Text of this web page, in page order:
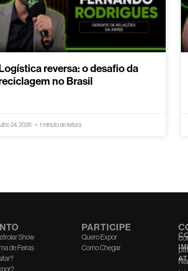
reversa: o desafio da
no Brasil
24, 2026 1 minuto de leitura
Show
de Feiras
PARTICIPE
Quero Expor
Como Chegar